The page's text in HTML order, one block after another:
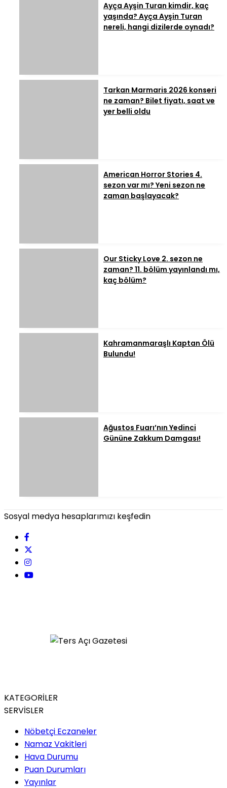
Ayça Ayşin Turan kimdir, kaç
yaşında? Ayça Ayşin Turan
nereli, hangi dizilerde oynadı?
Tarkan Marmaris 2026 konseri
ne zaman? Bilet fiyatı, saat ve
yer belli oldu
American Horror Stories 4.
sezon var mı? Yeni sezon ne
zaman başlayacak?
Our Sticky Love 2. sezon ne
zaman? 11. bölüm yayınlandı mı,
kaç bölüm?
Kahramanmaraşlı Kaptan Ölü
Bulundu!
Ağustos Fuarı’nın Yedinci
Gününe Zakkum Damgası!
Sosyal medya hesaplarımızı keşfedin
KATEGORİLER
SERVİSLER
Nöbetçi Eczaneler
Namaz Vakitleri
Hava Durumu
Puan Durumları
Yayınlar